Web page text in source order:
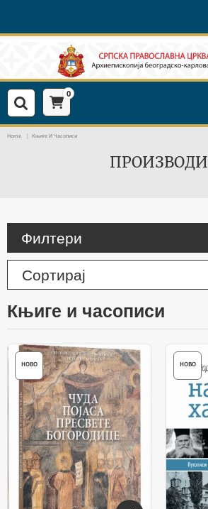
0
Home Књиге И Часописи
ПРОИЗВОДИ
Филтери
Сортирај
књиге и часописи
НОВО НОВО